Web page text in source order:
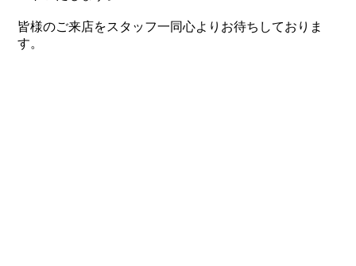
皆様のご来店をスタッフ一同心よりお待ちしておりま
す。